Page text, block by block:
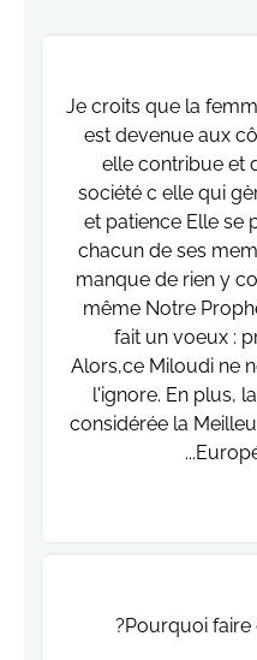
Je croits que la
est devenue aux
elle contribue et
société c elle qui
et patience Elle se
chacun de ses
manque de rien y
même Notre
fait un voeux :
Alors,ce Miloudi ne
l'ignore. En plus,
considérée la
Pourquoi faire